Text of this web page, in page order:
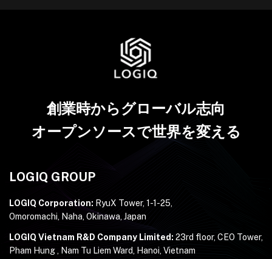
創業時からグローバル志向
オープンソースで世界を変える
LOGIQ GROUP
LOGIQ Corporation: RyuX Tower, 1-1-25,
Omoromachi, Naha, Okinawa, Japan
LOGIQ Vietnam R&D Company Limited: 23rd floor, CEO Tower,
Pham Hung , Nam Tu Liem Ward, Hanoi, Vietnam